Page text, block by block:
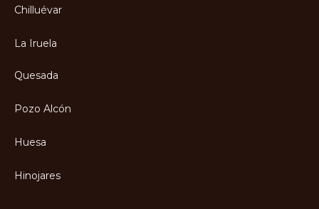
Chilluévar
La Iruela
Quesada
Pozo Alcón
Huesa
Hinojares